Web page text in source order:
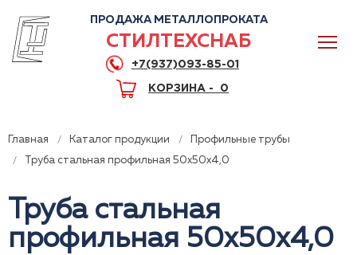
ПРОДАЖА МЕТАЛЛОПРОКАТА
СТИЛТЕХСНАБ
+7(937)093-85-01
КОРЗИНА - 0
Главная Каталог продукции
Профильные трубы
Труба стальная профильная 50x50x4,0
Труба стальная
профильная 50x50x4,0